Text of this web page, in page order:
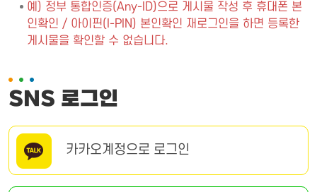
예) 정부 통합인증(Any-ID)으로 게시물 작성 후 휴대폰 본
인확인 / 아이핀(I-PIN) 본인확인 재로그인을 하면 등록한
게시물을 확인할 수 없습니다.
SNS 로그인
카카오계정으로 로그인